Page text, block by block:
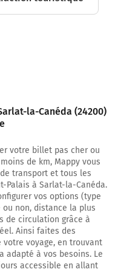
mètres
sortie sur D19 et
la-Canéda (24200)
votre billet pas cher ou
de km, Mappy vous
transport et tous les
Palais à Sarlat-la-Canéda.
vos options (type
non, distance la plus
de circulation grâce à
Ainsi faites des
voyage, en trouvant
adapté à vos besoins. Le
accessible en allant